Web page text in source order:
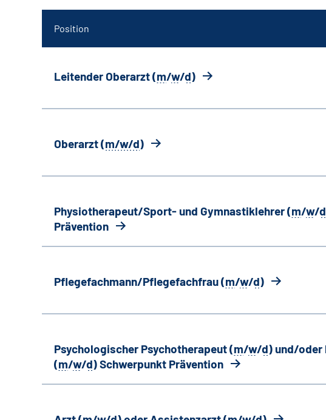
Position
Leitender Oberarzt (m/w/d)
Oberarzt (m/w/d)
Physiotherapeut/Sport- und Gymnastiklehrer (m/w/d
Prävention
Pflegefachmann/Pflegefachfrau (m/w/d)
Psychologischer Psychotherapeut (m/w/d) und/oder
(m/w/d) Schwerpunkt Prävention